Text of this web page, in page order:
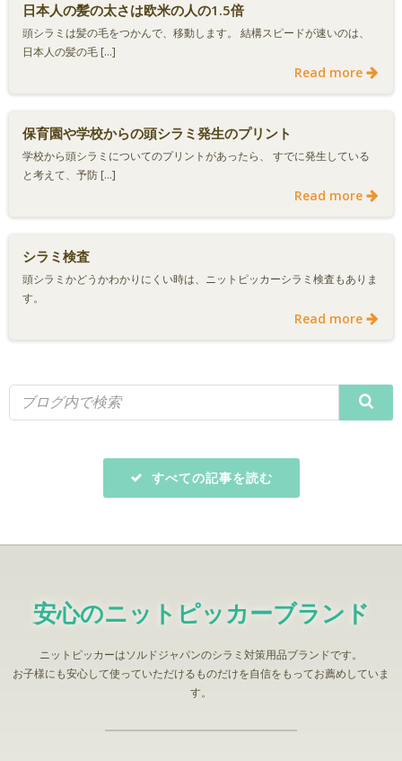
日本人の髪の太さは欧米の人の1.5倍
頭シラミは髪の毛をつかんで、移動します。 結構スピードが速いのは、
日本人の髪の毛 […]
Read more
保育園や学校からの頭シラミ発生のプリント
学校から頭シラミについてのプリントがあったら、 すでに発生している
と考えて、予防 […]
Read more
シラミ検査
頭シラミかどうかわかりにくい時は、ニットピッカーシラミ検査もありま
す。
Read more
すべての記事を読む
安心のニットピッカーブランド
ニットピッカーはソルドジャパンのシラミ対策用品ブランドです。
お子様にも安心して使っていただけるものだけを自信をもってお薦めしていま
す。